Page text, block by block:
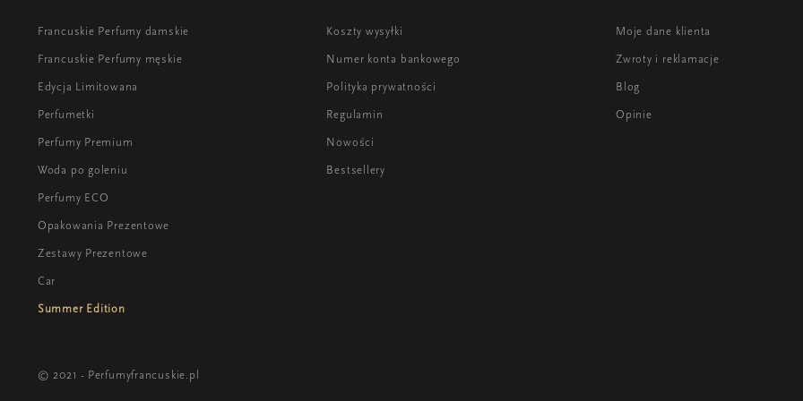
Francuskie Perfumy damskie
Francuskie Perfumy męskie
Edycja Limitowana
Perfumetki
Perfumy Premium
Woda po goleniu
Perfumy ECO
Opakowania Prezentowe
Zestawy Prezentowe
Car
Summer Edition
Koszty wysyłki
Numer konta bankowego
Polityka prywatności
Regulamin
Nowości
Bestsellery
Moje dane klienta
Zwroty i reklamacje
Blog
Opinie
© 2021 - Perfumyfrancuskie.pl